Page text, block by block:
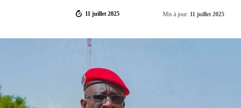
11 juillet 2025 Mis à jour: 11 juillet 2025